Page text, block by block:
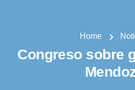
Home
Congreso sobre